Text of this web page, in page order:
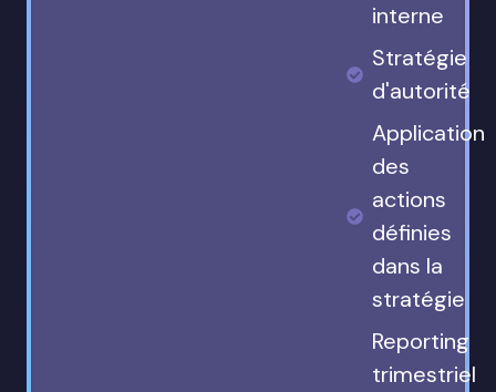
interne
Stratégie
d'autorité
Application
des
actions
définies
dans la
stratégie
Reporting
trimestriel